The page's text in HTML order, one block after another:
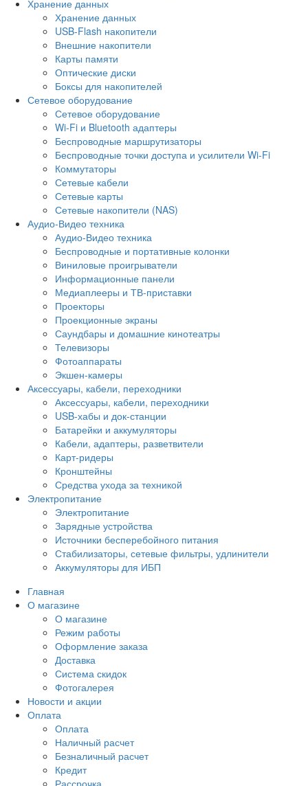
Хранение данных
Хранение данных
USB-Flash накопители
Внешние накопители
Карты памяти
Оптические диски
Боксы для накопителей
Сетевое оборудование
Сетевое оборудование
Wi-Fi и Bluetooth адаптеры
Беспроводные маршрутизаторы
Беспроводные точки доступа и усилители Wi-Fi
Коммутаторы
Сетевые кабели
Сетевые карты
Сетевые накопители (NAS)
Аудио-Видео техника
Аудио-Видео техника
Беспроводные и портативные колонки
Виниловые проигрыватели
Информационные панели
Медиаплееры и ТВ-приставки
Проекторы
Проекционные экраны
Саундбары и домашние кинотеатры
Телевизоры
Фотоаппараты
Экшен-камеры
Аксессуары, кабели, переходники
Аксессуары, кабели, переходники
USB-хабы и док-станции
Батарейки и аккумуляторы
Кабели, адаптеры, разветвители
Карт-ридеры
Кронштейны
Средства ухода за техникой
Электропитание
Электропитание
Зарядные устройства
Источники бесперебойного питания
Стабилизаторы, сетевые фильтры, удлинители
Аккумуляторы для ИБП
Главная
О магазине
О магазине
Режим работы
Оформление заказа
Доставка
Система скидок
Фотогалерея
Новости и акции
Оплата
Оплата
Наличный расчет
Безналичный расчет
Кредит
Рассрочка